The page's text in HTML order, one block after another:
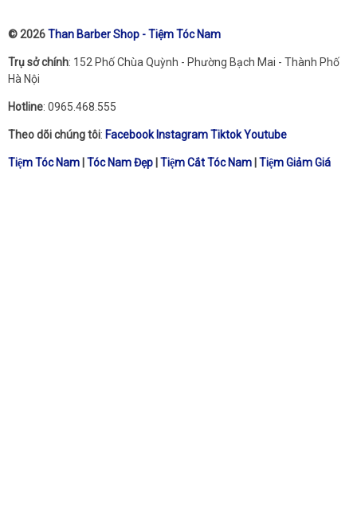
© 2026Than Barber Shop - Tiệm Tóc Nam
Trụ sở chính: 152 Phố Chùa Quỳnh - Phường Bạch Mai - Thành Phố
Hà Nội
Hotline: 0965.468.555
Theo dõi chúng tôi: Facebook InstagramTiktokYoutube
Tiệm Tóc Nam Tóc Nam Đẹp Tiệm Cắt Tóc Nam Tiệm Giảm Giá